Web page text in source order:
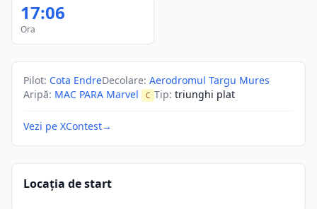
17:06
Ora
Pilot: Cota EndreDecolare: Aerodromul Targu Mures
Aripă: MAC PARA Marvel C Tip: triunghi plat
Vezi pe XContest→
Locația de start